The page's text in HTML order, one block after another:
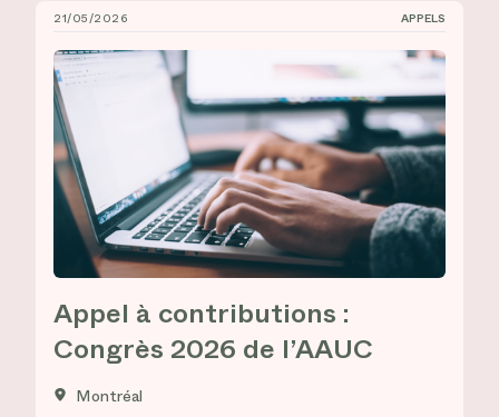
Appel à contributions : Congrès 2026 de l’AAUC
21/05/2026 APPELS
Appel à contributions :
Congrès 2026 de l’AAUC
Montréal